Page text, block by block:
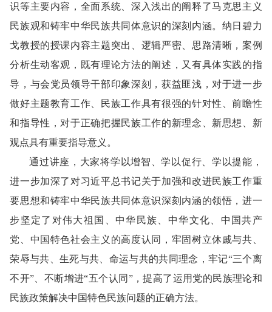
识等主要内容，全面系统、深入浅出的阐释了马克思主义
民族观和铸牢中华民族共同体意识的深刻内涵。纳日碧力
戈教授的授课内容主题突出、逻辑严密、思路清晰，案例
分析生动客观，既有理论方法的阐述，又有具体实践的指
导，与会党员领导干部印象深刻，获益匪浅，对于进一步
做好主题教育工作、民族工作具有很强的针对性、前瞻性
和指导性，对于正确把握民族工作的新理念、新思想、新
观点具有重要指导意义。
通过讲座，大家将学以增智、学以促行、学以提能，
进一步加深了对习近平总书记关于加强和改进民族工作重
要思想和铸牢中华民族共同体意识深刻内涵的领悟，进一
步坚定了对伟大祖国、中华民族、中华文化、中国共产
党、中国特色社会主义的高度认同，牢固树立休戚与共、
荣辱与共、生死与共、命运与共的共同理念，牢记“三个离
不开”、不断增进“五个认同”，提高了运用党的民族理论和
民族政策解决中国特色民族问题的正确方法。